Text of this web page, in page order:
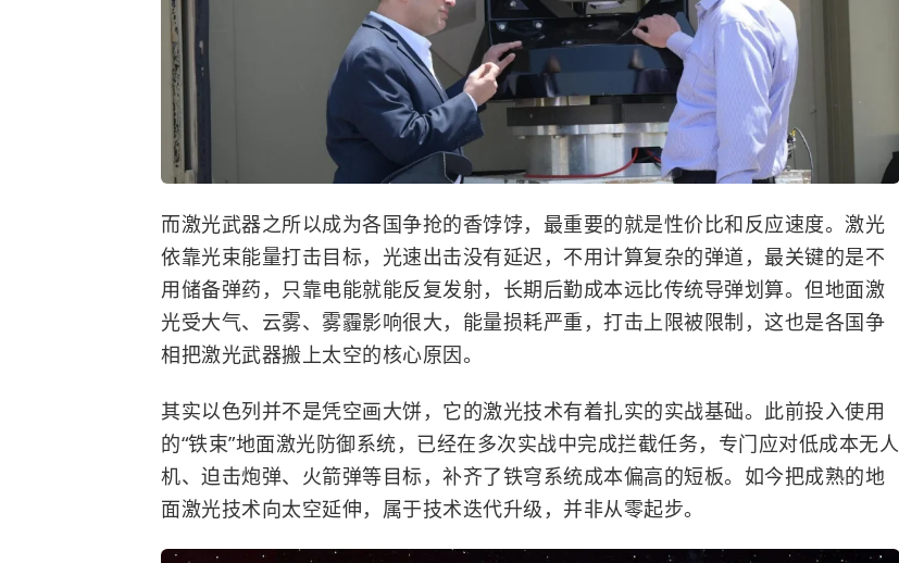
而激光武器之所以成为各国争抢的香饽饽，最重要的就是性价比和反应速度。激光
依靠光束能量打击目标，光速出击没有延迟，不用计算复杂的弹道，最关键的是不
用储备弹药，只靠电能就能反复发射，长期后勤成本远比传统导弹划算。但地面激
光受大气、云雾、雾霾影响很大，能量损耗严重，打击上限被限制，这也是各国争
相把激光武器搬上太空的核心原因。
其实以色列并不是凭空画大饼，它的激光技术有着扎实的实战基础。此前投入使用
的“铁束”地面激光防御系统，已经在多次实战中完成拦截任务，专门应对低成本无人
机、迫击炮弹、火箭弹等目标，补齐了铁穹系统成本偏高的短板。如今把成熟的地
面激光技术向太空延伸，属于技术迭代升级，并非从零起步。